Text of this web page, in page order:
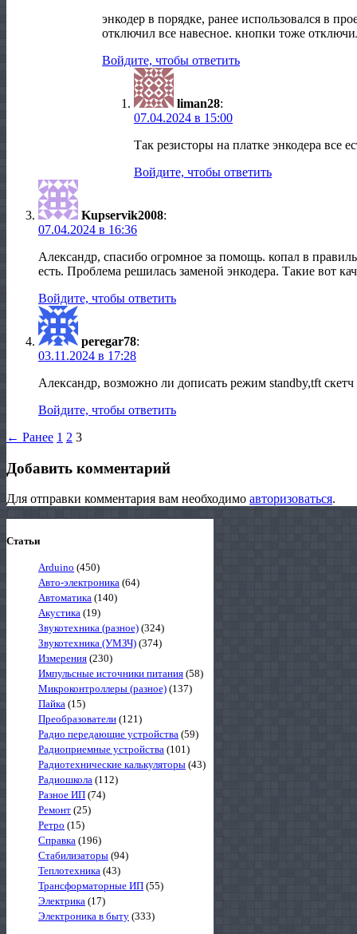
энкодер в порядке, ранее использовался в
отключил все навесное. кнопки тоже
Войдите, чтобы ответить
liman28:
07.04.2024 в 15:00
Так резисторы на платке энкодера все
Войдите, чтобы ответить
Kupservik2008:
07.04.2024 в 16:36
Александр, спасибо огромное за помощь. копал в
есть. Проблема решилась заменой энкодера. Такие вот
Войдите, чтобы ответить
peregar78:
03.11.2024 в 17:28
Александр, возможно ли дописать режим standby,tft
Войдите, чтобы ответить
← Ранее 1 2 3
Добавить комментарий
Для отправки комментария вам необходимо авторизоваться.
Статьи
Arduino (450)
Авто-электроника (64)
Автоматика (140)
Акустика (19)
Звукотехника (разное) (324)
Звукотехника (УМЗЧ) (374)
Измерения (230)
Импульсные источники питания (58)
Микроконтроллеры (разное) (137)
Пайка (15)
Преобразователи (121)
Радио передающие устройства (59)
Радиоприемные устройства (101)
Радиотехнические калькуляторы (43)
Радиошкола (112)
Разное ИП (74)
Ремонт (25)
Ретро (15)
Справка (196)
Стабилизаторы (94)
Теплотехника (43)
Трансформаторные ИП (55)
Электрика (17)
Электроника в быту (333)